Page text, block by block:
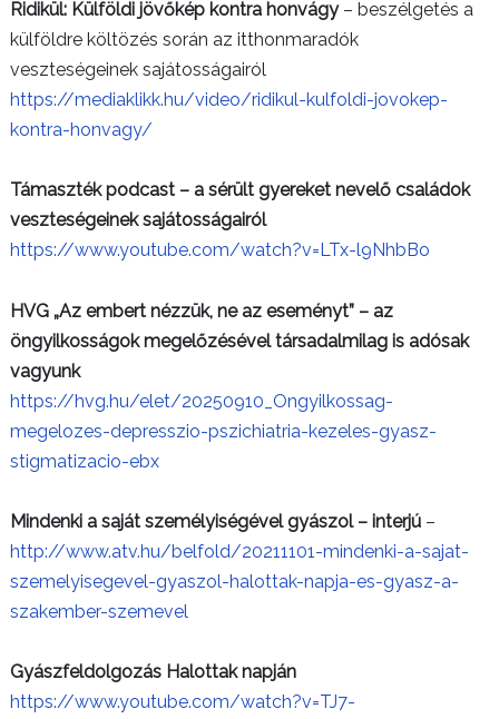
Ridikül: Külföldi jövőkép kontra honvágy – beszélgetés a
külföldre költözés során az itthonmaradók
veszteségeinek sajátosságairól
https://mediaklikk.hu/video/ridikul-kulfoldi-jovokep-
kontra-honvagy/
Támaszték podcast – a sérült gyereket nevelő családok
veszteségeinek sajátosságairól
https://www.youtube.com/watch?v=LTx-l9NhbBo
HVG „Az embert nézzük, ne az eseményt” – az
öngyilkosságok megelőzésével társadalmilag is adósak
vagyunk
https://hvg.hu/elet/20250910_Ongyilkossag-
megelozes-depresszio-pszichiatria-kezeles-gyasz-
stigmatizacio-ebx
Mindenki a saját személyiségével gyászol – interjú–
http://www.atv.hu/belfold/20211101-mindenki-a-sajat-
szemelyisegevel-gyaszol-halottak-napja-es-gyasz-a-
szakember-szemevel
Gyászfeldolgozás Halottak napján
https://www.youtube.com/watch?v=TJ7-